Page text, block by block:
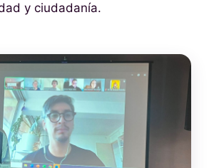
y ciudadanía.